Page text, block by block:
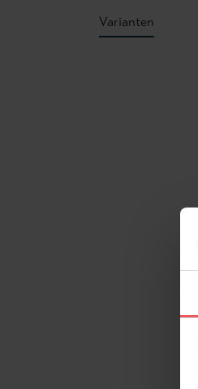
Varianten